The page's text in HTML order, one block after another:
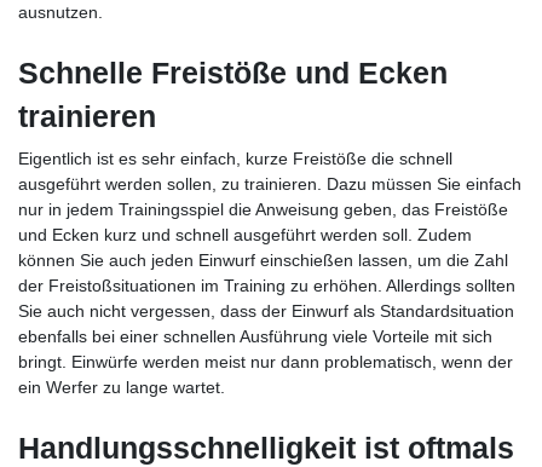
ausnutzen.
Schnelle Freistöße und Ecken
trainieren
Eigentlich ist es sehr einfach, kurze Freistöße die schnell
ausgeführt werden sollen, zu trainieren. Dazu müssen Sie einfach
nur in jedem Trainingsspiel die Anweisung geben, das Freistöße
und Ecken kurz und schnell ausgeführt werden soll. Zudem
können Sie auch jeden Einwurf einschießen lassen, um die Zahl
der Freistoßsituationen im Training zu erhöhen. Allerdings sollten
Sie auch nicht vergessen, dass der Einwurf als Standardsituation
ebenfalls bei einer schnellen Ausführung viele Vorteile mit sich
bringt. Einwürfe werden meist nur dann problematisch, wenn der
ein Werfer zu lange wartet.
Handlungsschnelligkeit ist oftmals